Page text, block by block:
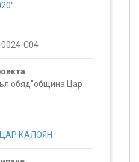
0024-C04
обяд"община Цар
КАЛОЯН